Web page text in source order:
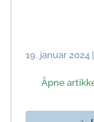
19. januar 2024
Åpne